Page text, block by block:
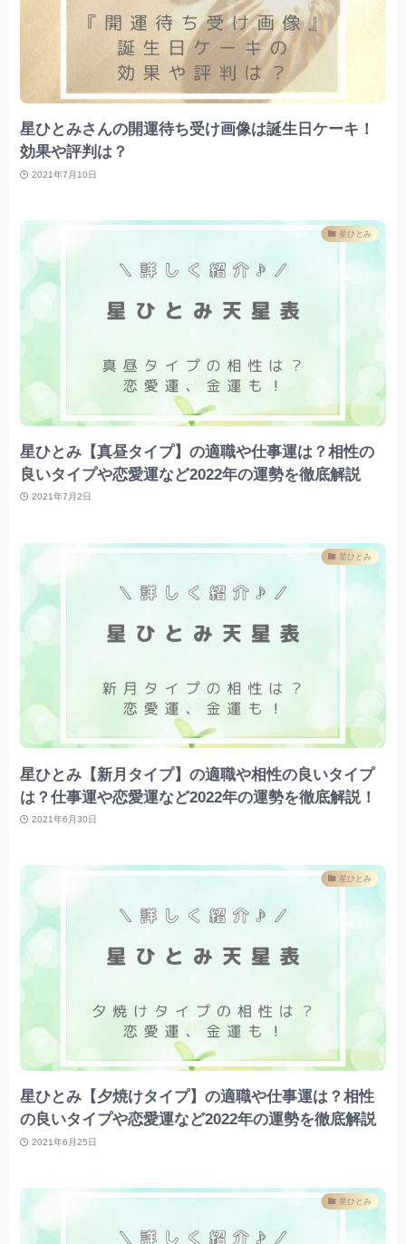
星ひとみさんの開運待ち受け画像は誕生日ケーキ！
効果や評判は？
2021年7月10日
星ひとみ
星ひとみ【真昼タイプ】の適職や仕事運は？相性の
良いタイプや恋愛運など2022年の運勢を徹底解説
2021年7月2日
星ひとみ
星ひとみ【新月タイプ】の適職や相性の良いタイプ
は？仕事運や恋愛運など2022年の運勢を徹底解説！
2021年6月30日
星ひとみ
星ひとみ【夕焼けタイプ】の適職や仕事運は？相性
の良いタイプや恋愛運など2022年の運勢を徹底解説
2021年6月25日
星ひとみ